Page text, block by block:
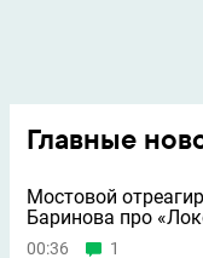
Главные
Мостовой
Баринова про
00:36 1